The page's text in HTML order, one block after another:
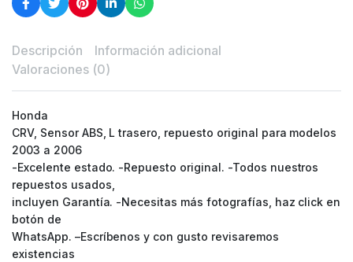
Descripción
Información adicional
Valoraciones (0)
Honda
CRV, Sensor ABS, L trasero, repuesto original para modelos
2003 a 2006
-Excelente estado. -Repuesto original. -Todos nuestros
repuestos usados,
incluyen Garantía. -Necesitas más fotografías, haz click en
botón de
WhatsApp. –Escríbenos y con gusto revisaremos
existencias